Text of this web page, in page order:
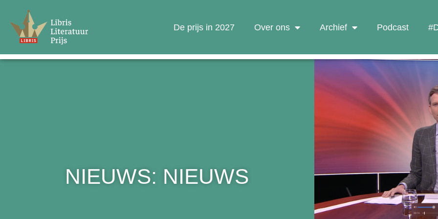
De prijs in 2027 Over ons Archief Podcast
NIEUWS: NIEUWS